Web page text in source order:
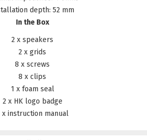
depth: 52 mm
In the Box
2 x speakers
2 x grids
8 x screws
8 x clips
1 x foam seal
2 x HK logo badge
x instruction manual